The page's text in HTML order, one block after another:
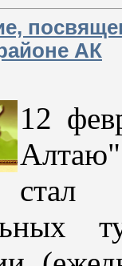
АК
12
Алтаю"
стал